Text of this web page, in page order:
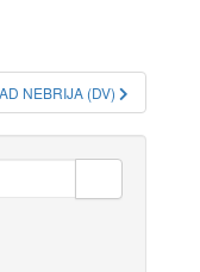
NEBRIJA (DV)